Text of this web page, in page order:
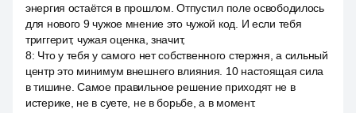
энергия остаётся в прошлом. Отпустил поле освободилось
для нового 9 чужое мнение это чужой код. И если тебя
триггерит, чужая оценка, значит,
8: Что у тебя у самого нет собственного стержня, а сильный
центр это минимум внешнего влияния. 10 настоящая сила
в тишине. Самое правильное решение приходят не в
истерике, не в суете, не в борьбе, а в момент.